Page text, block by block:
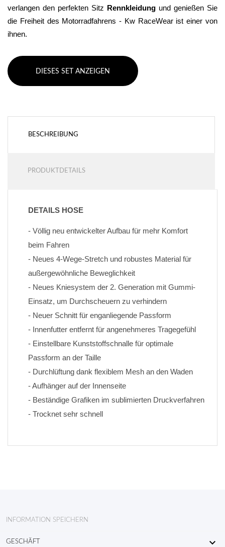
verlangen den perfekten Sitz
Rennkleidung und genießen Sie
die Freiheit des Motorradfahrens - Kw RaceWear ist einer von
ihnen.
DIESES SET ANZEIGEN
BESCHREIBUNG
PRODUKTDETAILS
DETAILS HOSE
- Völlig neu entwickelter Aufbau für mehr Komfort
beim Fahren
- Neues 4-Wege-Stretch und robustes Material für
außergewöhnliche Beweglichkeit
- Neues Kniesystem der 2. Generation mit Gummi-
Einsatz, um Durchscheuern zu verhindern
- Neuer Schnitt für enganliegende Passform
- Innenfutter entfernt für angenehmeres Tragegefühl
- Einstellbare Kunststoffschnalle für optimale
Passform an der Taille
- Durchlüftung dank flexiblem Mesh an den Waden
- Aufhänger auf der Innenseite
- Trocknet sehr schnell
INFORMATION SPEICHERN
GESCHÄFT 